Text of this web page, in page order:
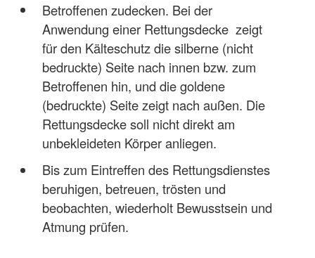
Betroffenen zudecken. Bei der
Anwendung einer Rettungsdecke zeigt
für den Kälteschutz die silberne (nicht
bedruckte) Seite nach innen bzw. zum
Betroffenen hin, und die goldene
(bedruckte) Seite zeigt nach außen. Die
Rettungsdecke soll nicht direkt am
unbekleideten Körper anliegen.
Bis zum Eintreffen des Rettungsdienstes
beruhigen, betreuen, trösten und
beobachten, wiederholt Bewusstsein und
Atmung prüfen.